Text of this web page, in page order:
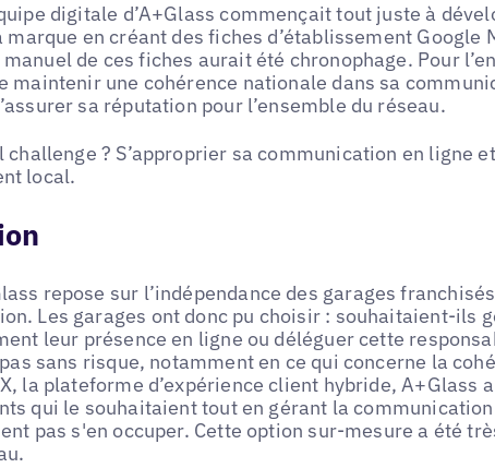
digitale d’A+Glass commençait tout juste à
en créant des fiches d’établissement Google
de ces fiches aurait été chronophage. Pour
maintenir une cohérence nationale dans sa
sa réputation pour l’ensemble du réseau.
challenge ? S’approprier sa communication en ligne
local.
repose sur l’indépendance des garages
Les garages ont donc pu choisir : souhaitaient-ils
leur présence en ligne ou déléguer cette
sans risque, notamment en ce qui concerne la
la plateforme d’expérience client hybride, A+Glass
qui le souhaitaient tout en gérant la
pas s'en occuper. Cette option sur-mesure a été